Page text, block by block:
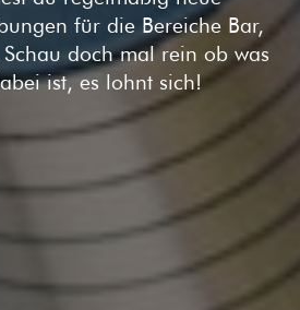
für die Bereiche Bar,
doch mal rein ob was
ist, es lohnt sich!